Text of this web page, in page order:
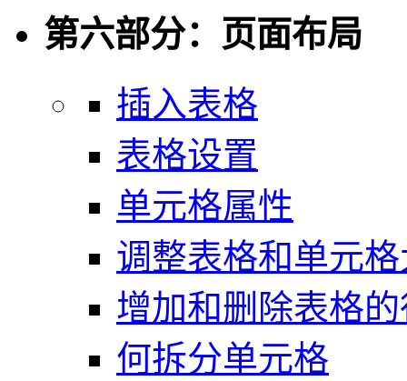
第六部分：页面布局
插入表格
表格设置
单元格属性
调整表格和单元
增加和删除表格
何拆分单元格